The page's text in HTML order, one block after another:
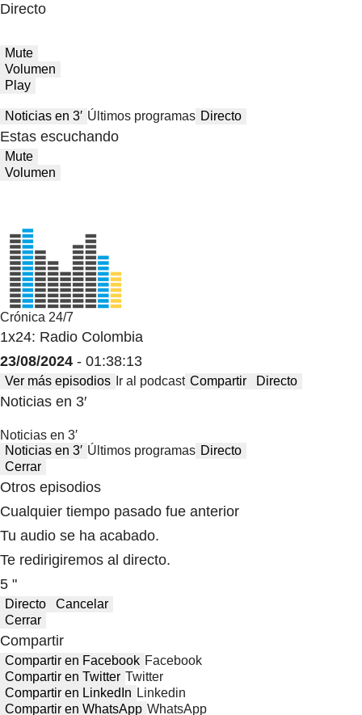
Directo
Mute
Volumen
Play
Noticias en 3′ Últimos programas Directo
Estas escuchando
Mute
Volumen
Crónica 24/7
1x24: Radio Colombia
23/08/2024 - 01:38:13
Ver más episodios Ir al podcast Compartir Directo
Noticias en 3′
Noticias en 3′
Noticias en 3′ Últimos programas Directo
Cerrar
Otros episodios
Cualquier tiempo pasado fue anterior
Tu audio se ha acabado.
Te redirigiremos al directo.
5 "
Directo
Cancelar
Cerrar
Compartir
Compartir en Facebook Facebook
Compartir en Twitter Twitter
Compartir en LinkedIn Linkedin
Compartir en WhatsApp WhatsApp